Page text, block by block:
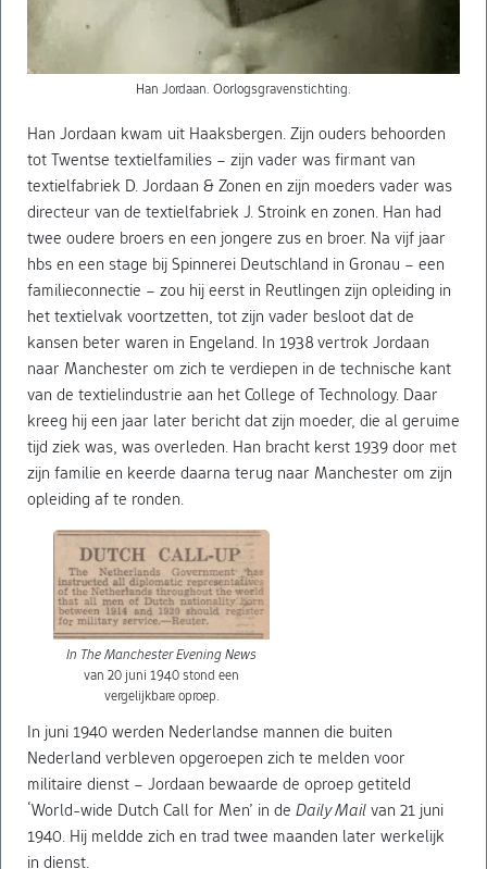
Han Jordaan. Oorlogsgravenstichting.
Han Jordaan kwam uit Haaksbergen. Zijn ouders behoorden
tot Twentse textielfamilies – zijn vader was firmant van
textielfabriek D. Jordaan & Zonen en zijn moeders vader was
directeur van de textielfabriek J. Stroink en zonen. Han had
twee oudere broers en een jongere zus en broer. Na vijf jaar
hbs en een stage bij Spinnerei Deutschland in Gronau – een
familieconnectie – zou hij eerst in Reutlingen zijn opleiding in
het textielvak voortzetten, tot zijn vader besloot dat de
kansen beter waren in Engeland. In 1938 vertrok Jordaan
naar Manchester om zich te verdiepen in de technische kant
van de textielindustrie aan het College of Technology. Daar
kreeg hij een jaar later bericht dat zijn moeder, die al geruime
tijd ziek was, was overleden. Han bracht kerst 1939 door met
zijn familie en keerde daarna terug naar Manchester om zijn
opleiding af te ronden.
In The Manchester Evening News
van 20 juni 1940 stond een
vergelijkbare oproep.
In juni 1940 werden Nederlandse mannen die buiten
Nederland verbleven opgeroepen zich te melden voor
militaire dienst – Jordaan bewaarde de oproep getiteld
‘World-wide Dutch Call for Men’ in de Daily Mailvan 21 juni
1940. Hij meldde zich en trad twee maanden later werkelijk
in dienst.